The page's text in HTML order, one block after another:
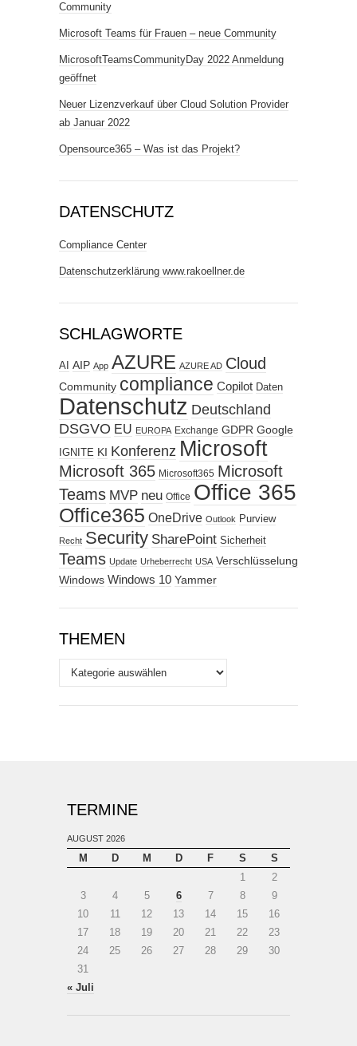
Community
Microsoft Teams für Frauen – neue Community
MicrosoftTeamsCommunityDay 2022 Anmeldung
geöffnet
Neuer Lizenzverkauf über Cloud Solution Provider
ab Januar 2022
Opensource365 – Was ist das Projekt?
DATENSCHUTZ
Compliance Center
Datenschutzerklärung www.rakoellner.de
SCHLAGWORTE
AI AIP App AZURE AZURE AD Cloud
Community compliance Copilot Daten
Datenschutz Deutschland
DSGVO EU EUROPA Exchange GDPR Google
IGNITE KI Konferenz Microsoft
Microsoft 365 Microsoft365 Microsoft
Teams MVP neu Office Office 365
Office365 OneDrive Outlook Purview
Recht Security SharePoint Sicherheit
Teams Update Urheberrecht USA Verschlüsselung
Windows Windows 10 Yammer
THEMEN
Themen
TERMINE
AUGUST 2026
M D M D F S
S
1
2
3
4 5 6 7 8
9
10
11 12 13 14 15
16
17
18 19 20 21 22
23
24
25 26 27 28 29
30
31
« Juli